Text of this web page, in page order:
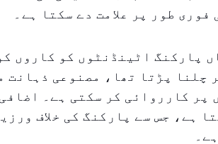
طور پر علامت دے سکتا ہے۔
پارکنگ اٹینڈنٹوں کو کاروں
چلنا پڑتا تھا، مصنوعی ذہانت
پر کارروائی کر سکتی ہے۔
ہے، جس سے پارکنگ کی خلاف